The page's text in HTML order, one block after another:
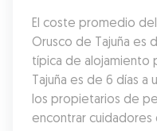
El coste promedio
Orusco de Tajuña es
típica de alojamiento
Tajuña es de 6 días a
los propietarios de
encontrar cuidadores